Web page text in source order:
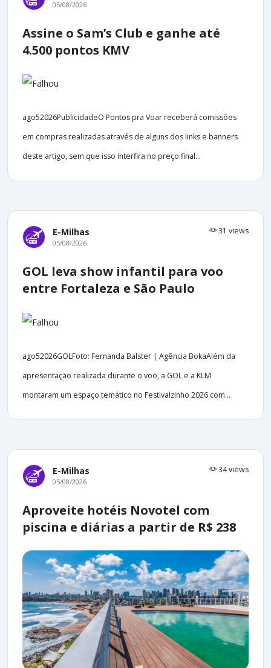
05/08/2026
Assine o Sam’s Club e ganhe até
4.500 pontos KMV
ago52026PublicidadeO Pontos pra Voar receberá comissões
em compras realizadas através de alguns dos links e banners
deste artigo, sem que isso interfira no preço final...
E-Milhas 31 views
05/08/2026
GOL leva show infantil para voo
entre Fortaleza e São Paulo
ago52026GOLFoto: Fernanda Balster | Agência BokaAlém da
apresentação realizada durante o voo, a GOL e a KLM
montaram um espaço temático no Festivalzinho 2026 com...
E-Milhas 34 views
05/08/2026
Aproveite hotéis Novotel com
piscina e diárias a partir de R$ 238